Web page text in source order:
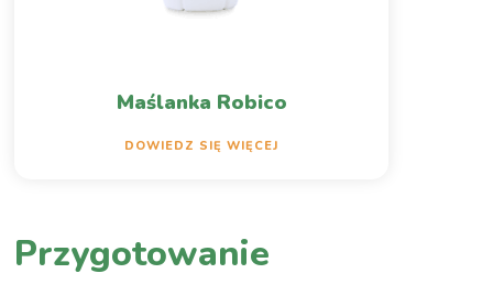
Maślanka Robico
DOWIEDZ SIĘ WIĘCEJ
Przygotowanie